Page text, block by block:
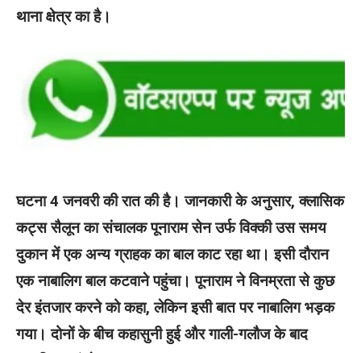
थाना क्षेत्र का है।
घटना 4 जनवरी की रात की है। जानकारी के अनुसार, क्लासिक
कट्स सैलून का संचालक पूनाराम सेन उर्फ विक्की उस समय
दुकान में एक अन्य ग्राहक का बाल काट रहा था। इसी दौरान
एक नाबालिग बाल कटवाने पहुंचा। पूनाराम ने विनम्रता से कुछ
देर इंतजार करने को कहा, लेकिन इसी बात पर नाबालिग भड़क
गया। दोनों के बीच कहासुनी हुई और गाली-गलौज के बाद